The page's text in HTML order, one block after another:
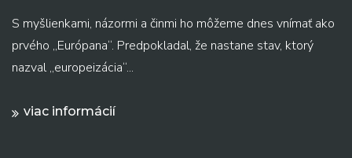
S myšlienkami, názormi a činmi ho môžeme dnes vnímať ako
prvého „Európana“. Predpokladal, že nastane stav, ktorý
nazval „europeizácia“...
viac informácií